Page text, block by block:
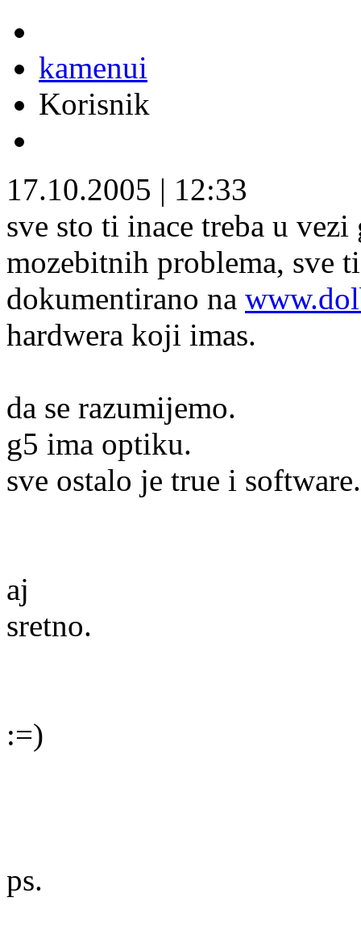
kamenui
Korisnik
17.10.2005 | 12:33
sve sto ti inace treba u
mozebitnih problema, sve
dokumentirano na
hardwera koji imas.
da se razumijemo.
g5 ima optiku.
sve ostalo je true i software.
aj
sretno.
:=)
ps.